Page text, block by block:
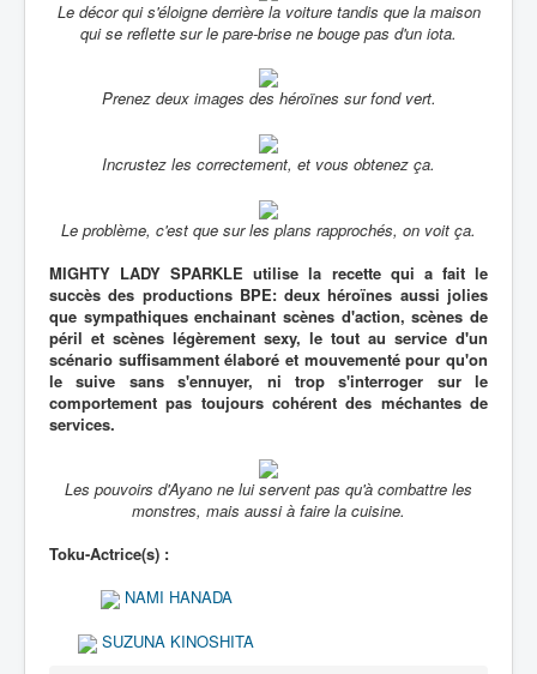
Le décor qui s'éloigne derrière la voiture tandis que la maison
qui se reflette sur le pare-brise ne bouge pas d'un iota.
Prenez deux images des héroïnes sur fond vert.
Incrustez les correctement, et vous obtenez ça.
Le problème, c'est que sur les plans rapprochés, on voit ça.
MIGHTY LADY SPARKLE utilise la recette qui a fait le
succès des productions BPE: deux héroïnes aussi jolies
que sympathiques enchainant scènes d'action, scènes de
péril et scènes légèrement sexy, le tout au service d'un
scénario suffisamment élaboré et mouvementé pour qu'on
le suive sans s'ennuyer, ni trop s'interroger sur le
comportement pas toujours cohérent des méchantes de
services.
Les pouvoirs d'Ayano ne lui servent pas qu'à combattre les
monstres, mais aussi à faire la cuisine.
Toku-Actrice(s) :
NAMI HANADA
SUZUNA KINOSHITA